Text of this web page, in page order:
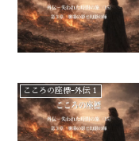
こころの座標ｰ外伝１